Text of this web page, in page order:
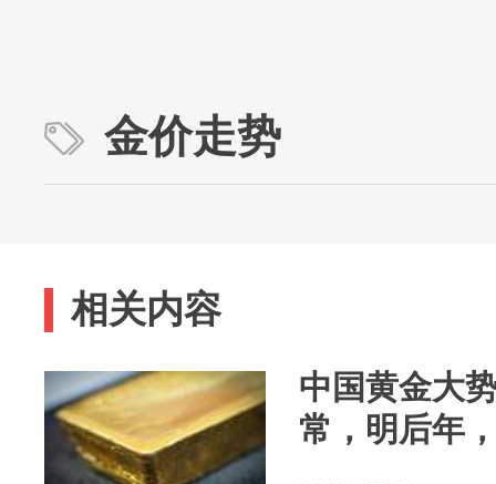
金价走势
相关内容
中国黄金大
常，明后年